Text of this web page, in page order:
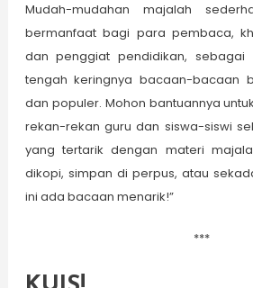
Mudah-mudahan majalah
bermanfaat bagi para pembaca,
dan penggiat pendidikan,
tengah keringnya bacaan-bacaan
dan populer. Mohon bantuannya
rekan-rekan guru dan siswa-siswi
yang tertarik dengan materi
dikopi, simpan di perpus, atau
ini ada bacaan menarik!”
***